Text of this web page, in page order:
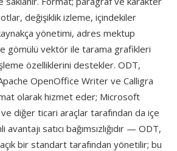
değişiklik izleme, içindekiler
yönetimi, adres mektup
gömülü vektör ile tarama grafikleri
özelliklerini destekler. ODT,
OpenOffice Writer ve Calligra
olarak hizmet eder; Microsoft
diğer ticari araçlar tarafından da içe
satıcı bağımsızlığıdır — ODT,
bir standart tarafından yönetilir; bu